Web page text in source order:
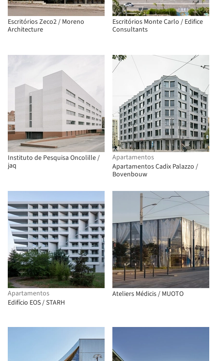
Escritórios Zeco2 / Moreno
Architecture
Escritórios Monte Carlo / Edifice
Consultants
Instituto de Pesquisa Oncolille /
jaq
Apartamentos
Apartamentos Cadix Palazzo /
Bovenbouw
Apartamentos
Edifício EOS / STARH
Ateliers Médicis / MUOTO